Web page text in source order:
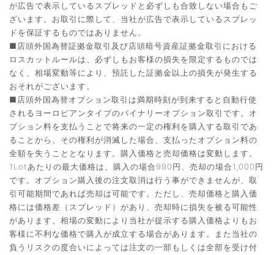
が広告で表示しているスプレッドと必ずしも合致しない場合もご
ざいます。お取引に際して、当社が広告で表示しているスプレッ
ドを保証するものではありません。
■店頭外国為替証拠金取引及び店頭暗号資産証拠金取引における
ロスカットルールは、必ずしもお客様の損失を限定するものでは
なく、相場変動等により、預託した証拠金以上の損失が発生する
おそれがございます。
■店頭外国為替オプション取引は満期時刻が到来すると自動行使
されるヨーロピアンタイプのバイナリーオプション取引です。オ
プション料を支払うことで将来の一定の権利を購入する取引であ
ることから、その権利が消滅した場合、支払ったオプション料の
全額を失うこととなります。購入価格と売却価格は変動します。
1Lotあたりの最大価格は、購入の場合990円、売却の場合1,000円
です。オプション購入後の注文取消は行う事ができませんが、取
引可能期間であれば売却は可能です。ただし、売却価格と購入価
格には価格差（スプレッド）があり、売却時に損失を被る可能性
があります。相場の変動により当社が提示する購入価格よりもお
客様に不利な価格で購入が成立する場合があります。また当社の
負うリスクの度合いによっては注文の一部もしくは全部を受け付